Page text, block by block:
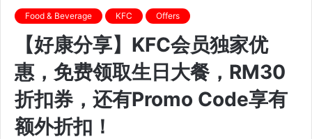
Food & Beverage KFC Offers
【好康分享】KFC会员独家优
惠，免费领取生日大餐，RM30
折扣券，还有Promo Code享有
额外折扣！